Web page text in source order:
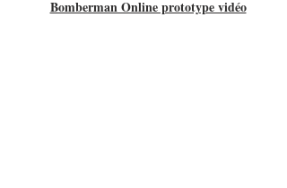
Bomberman Online prototype vidéo